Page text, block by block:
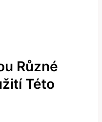
Různé
Této